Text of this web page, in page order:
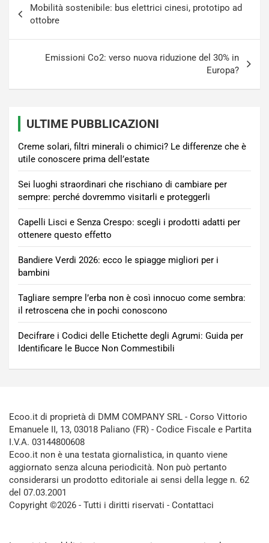
articoli
Mobilità sostenibile: bus elettrici cinesi, prototipo ad
ottobre
Emissioni Co2: verso nuova riduzione del 30% in
Europa?
ULTIME PUBBLICAZIONI
Creme solari, filtri minerali o chimici? Le differenze che è
utile conoscere prima dell’estate
Sei luoghi straordinari che rischiano di cambiare per
sempre: perché dovremmo visitarli e proteggerli
Capelli Lisci e Senza Crespo: scegli i prodotti adatti per
ottenere questo effetto
Bandiere Verdi 2026: ecco le spiagge migliori per i
bambini
Tagliare sempre l’erba non è così innocuo come sembra:
il retroscena che in pochi conoscono
Decifrare i Codici delle Etichette degli Agrumi: Guida per
Identificare le Bucce Non Commestibili
Ecoo.it di proprietà di DMM COMPANY SRL - Corso Vittorio
Emanuele II, 13, 03018 Paliano (FR) - Codice Fiscale e Partita
I.V.A. 03144800608
Ecoo.it non è una testata giornalistica, in quanto viene
aggiornato senza alcuna periodicità. Non può pertanto
considerarsi un prodotto editoriale ai sensi della legge n. 62
del 07.03.2001
Copyright ©2026 - Tutti i diritti riservati - Contattaci